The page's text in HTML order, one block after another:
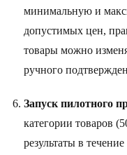
минимальную и
допустимых цен,
товары можно
ручного
Запуск пилотного
категории товаров
результаты в